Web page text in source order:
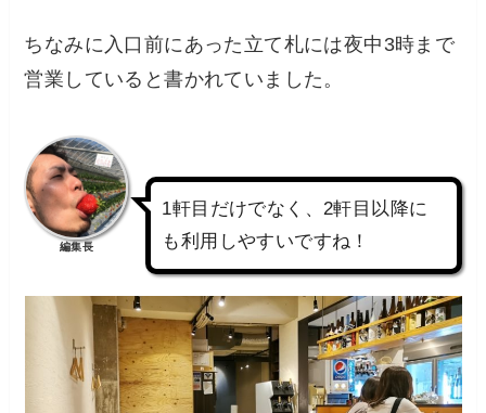
ちなみに入口前にあった立て札には夜中3時まで
営業していると書かれていました。
編集長
1軒目だけでなく、2軒目以降に
も利用しやすいですね！